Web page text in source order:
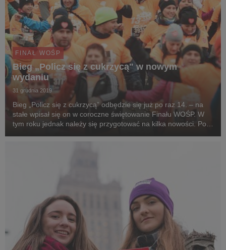
FINAŁ WOŚP
Bieg „Policz się z cukrzycą" w nowym
wydaniu
31 grudnia 2019
Bieg „Policz się z cukrzycą” odbędzie się już po raz 14. – na
stałe wpisał się on w coroczne świętowanie Finału WOŚP. W
tym roku jednak należy się przygotować na kilka nowości. Po